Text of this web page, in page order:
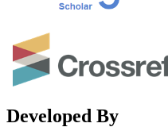
Developed By